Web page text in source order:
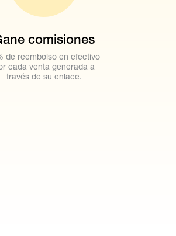
comisiones
de reembolso en efectivo
cada venta generada a
través de su enlace.